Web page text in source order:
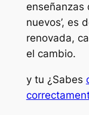
enseñanzas
nuevos’, es
renovada,
el cambio.
y tu ¿Sabes